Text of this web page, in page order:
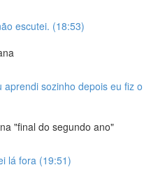
escutei. (18:53)
aprendi sozinho depois eu fiz o
"final do segundo ano"
lá fora (19:51)